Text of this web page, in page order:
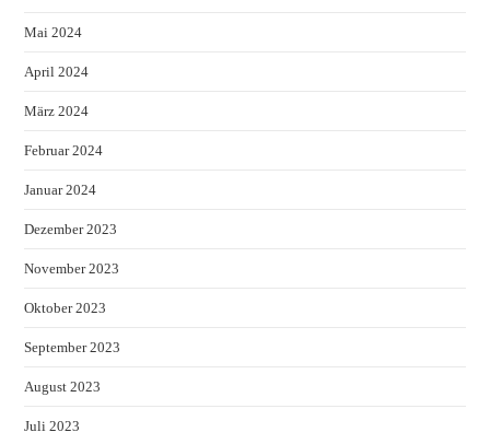
Mai 2024
April 2024
März 2024
Februar 2024
Januar 2024
Dezember 2023
November 2023
Oktober 2023
September 2023
August 2023
Juli 2023